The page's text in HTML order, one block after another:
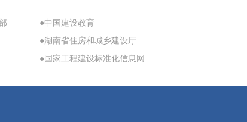
●中国建设教育
●湖南省住房和城乡建设厅
●国家工程建设标准化信息网